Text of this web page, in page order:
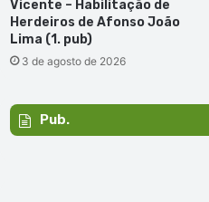
Vicente – Habilitação de
Herdeiros de Afonso João
Lima (1. pub)
3 de agosto de 2026
Pub.